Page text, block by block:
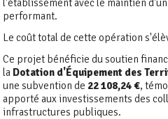
performant.
Le coût total de cette opération
Ce projet bénéficie du soutien
la Dotation d'Équipement des
une subvention de 22 108,24 €,
apporté aux investissements des
infrastructures publiques.